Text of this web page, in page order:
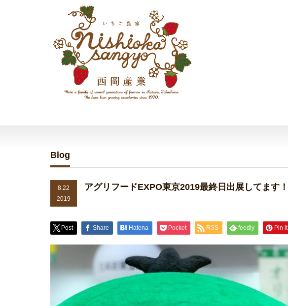
Blog
8.22
2019
アグリフードEXPO東京2019最終日出展してます！
Post Share Hatena Pocket RSS feedly Pin it